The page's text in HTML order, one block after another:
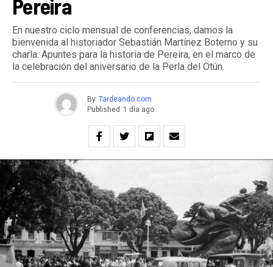
Pereira
En nuestro ciclo mensual de conferencias, damos la
bienvenida al historiador Sebastián Martínez Boterno y su
charla: Apuntes para la historia de Pereira, en el marco de
la celebración del aniversario de la Perla del Otún.
By Tardeando.com
Published 1 día ago